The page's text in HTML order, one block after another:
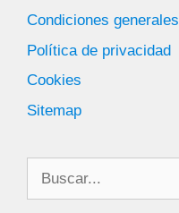
Condiciones generales
Política de privacidad
Cookies
Sitemap